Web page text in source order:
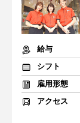
給与
シフト
雇用形態
アクセス